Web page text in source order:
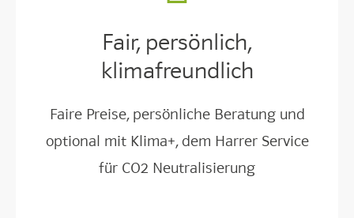
Fair, persönlich,
klimafreundlich
Faire Preise, persönliche Beratung und
optional mit Klima+, dem Harrer Service
für CO2 Neutralisierung